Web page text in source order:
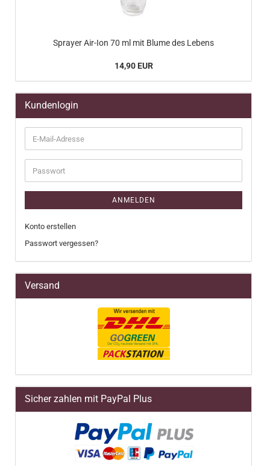
Sprayer Air-Ion 70 ml mit Blume des Lebens
14,90 EUR
Kundenlogin
E-
Mail-
Adresse
Passwort
ANMELDEN
Konto erstellen
Passwort vergessen?
Versand
Sicher zahlen mit PayPal Plus